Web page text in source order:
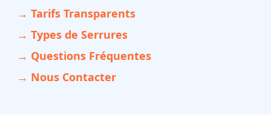
→ Tarifs Transparents
→ Types de Serrures
→ Questions Fréquentes
→ Nous Contacter